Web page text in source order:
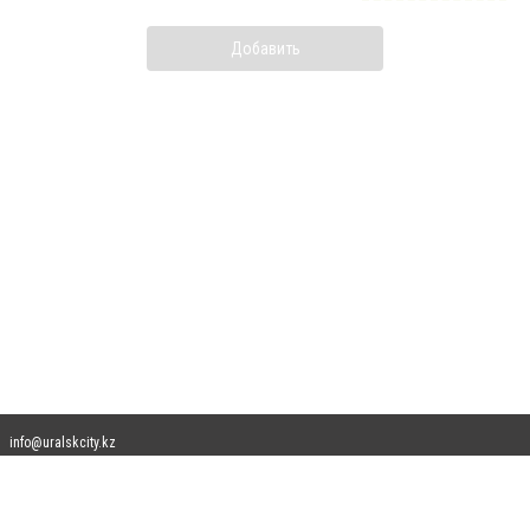
Добавить
info@uralskcity.kz